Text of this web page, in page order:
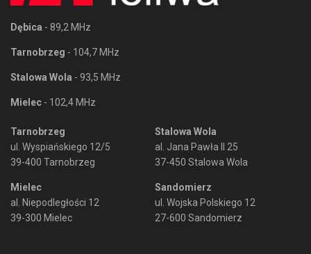
Dębica - 89,2 MHz
Tarnobrzeg - 104,7 MHz
Stalowa Wola - 93,5 MHz
Mielec - 102,4 MHz
Tarnobrzeg
ul. Wyspiańskiego 12/5
39-400 Tarnobrzeg
Mielec
al. Niepodległości 12
39-300 Mielec
Stalowa Wola
al. Jana Pawła II 25
37-450 Stalowa Wola
Sandomierz
ul. Wojska Polskiego 12
27-600 Sandomierz